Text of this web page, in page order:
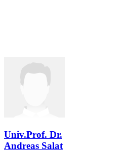
Univ.Prof. Dr.
Andreas Salat